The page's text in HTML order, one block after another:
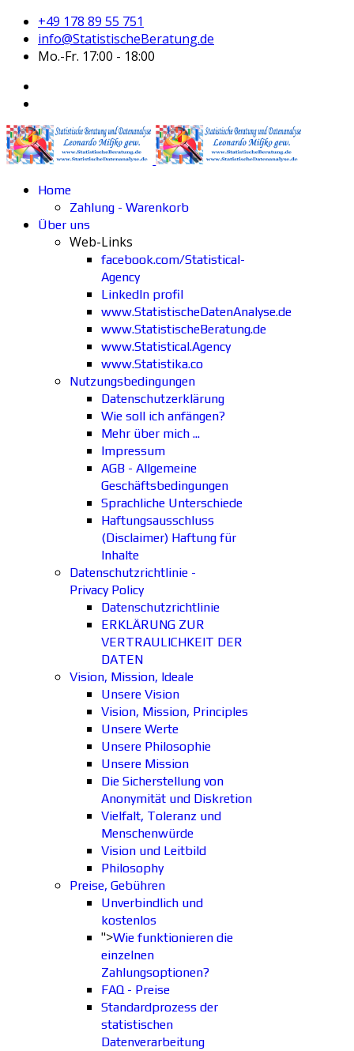
+49 178 89 55 751
info@StatistischeBeratung.de
Mo.-Fr. 17:00 - 18:00
Home
Zahlung - Warenkorb
Über uns
Web-Links
facebook.com/Statistical-
Agency
LinkedIn profil
www.StatistischeDatenAnalyse.de
www.StatistischeBeratung.de
www.Statistical.Agency
www.Statistika.co
Nutzungsbedingungen
Datenschutzerklärung
Wie soll ich anfängen?
Mehr über mich ...
Impressum
AGB - Allgemeine
Geschäftsbedingungen
Sprachliche Unterschiede
Haftungsausschluss
(Disclaimer) Haftung für
Inhalte
Datenschutzrichtlinie -
Privacy Policy
Datenschutzrichtlinie
ERKLÄRUNG ZUR
VERTRAULICHKEIT DER
DATEN
Vision, Mission, Ideale
Unsere Vision
Vision, Mission, Principles
Unsere Werte
Unsere Philosophie
Unsere Mission
Die Sicherstellung von
Anonymität und Diskretion
Vielfalt, Toleranz und
Menschenwürde
Vision und Leitbild
Philosophy
Preise, Gebühren
Unverbindlich und
kostenlos
">Wie funktionieren die
einzelnen
Zahlungsoptionen?
FAQ - Preise
Standardprozess der
statistischen
Datenverarbeitung